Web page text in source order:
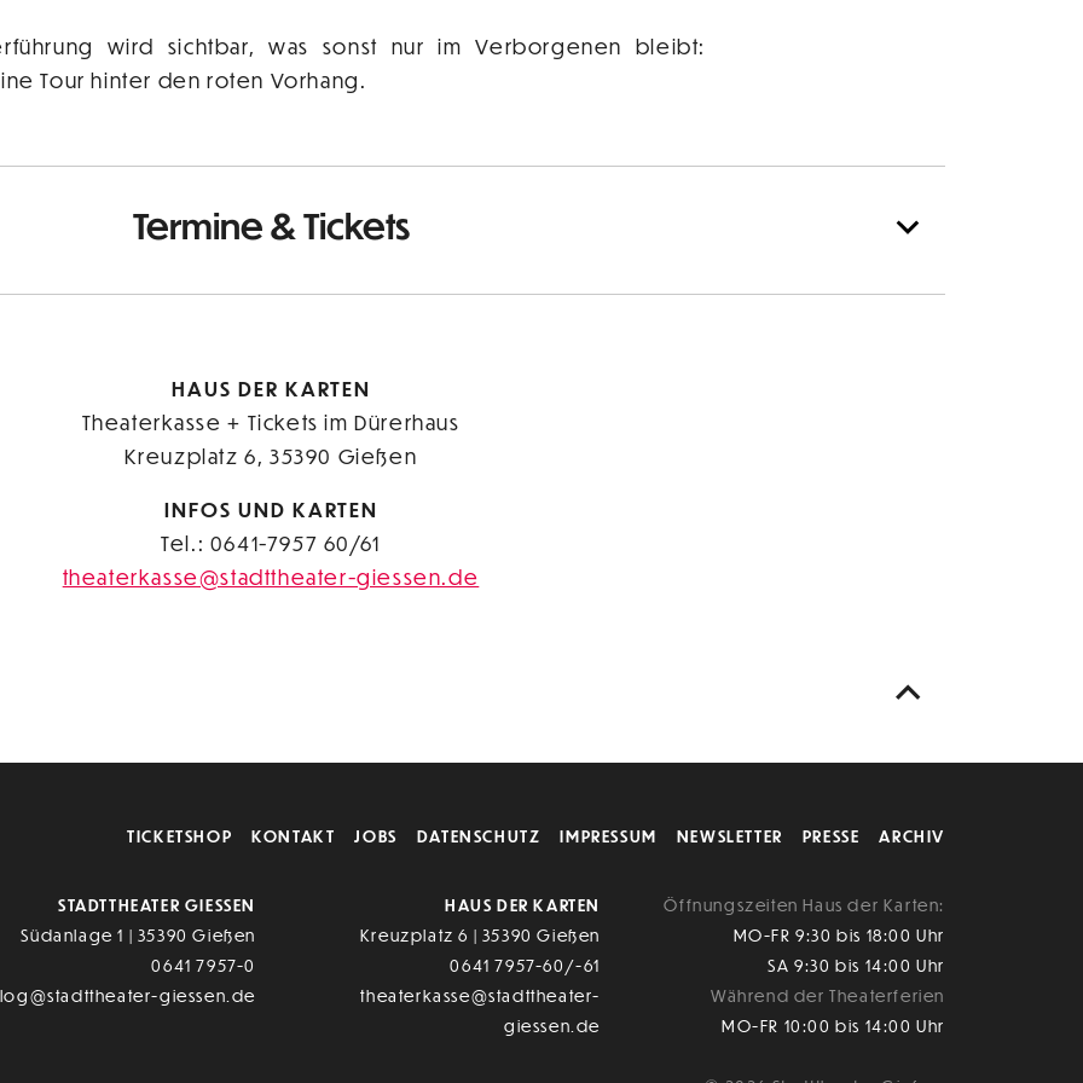
wird sichtbar, was sonst nur im Verborgenen bleibt:
Tour hinter den roten Vorhang.
Termine & Tickets
HAUS DER KARTEN
Theaterkasse + Tickets im Dürerhaus
Kreuzplatz 6, 35390 Gießen
INFOS UND KARTEN
Tel.: 0641-7957 60/61
theaterkasse@stadttheater-giessen.de
TICKETSHOP KONTAKT JOBS DATENSCHUTZ IMPRESSUM NEWSLETTER PRESSE ARCHIV
STADTTHEATER GIESSEN
Südanlage 1 | 35390 Gießen
0641 7957-0
giessen.de
HAUS DER KARTEN
Kreuzplatz 6 | 35390 Gießen
0641 7957-60/-61
theaterkasse@stadttheater-
giessen.de
Öffnungszeiten Haus der Karten:
MO-FR 9:30 bis 18:00 Uhr
SA 9:30 bis 14:00 Uhr
Während der Theaterferien
MO-FR 10:00 bis 14:00 Uhr